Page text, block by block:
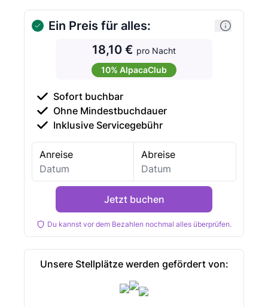
Ein Preis für alles:
18,10 € pro Nacht
10% AlpacaClub
Sofort buchbar
Ohne Mindestbuchdauer
Inklusive Servicegebühr
Anreise Abreise
Jetzt buchen
Du kannst vor dem Bezahlen nochmal alles überprüfen.
Unsere Stellplätze werden gefördert von: